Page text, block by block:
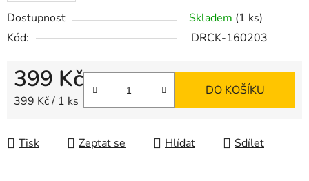
Dostupnost Skladem (1 ks)
Kód:
DRCK-160203
399 Kč
Měrná cena:
399 Kč / 1 ks
DO KOŠÍKU
Tisk Zeptat se Hlídat Sdílet